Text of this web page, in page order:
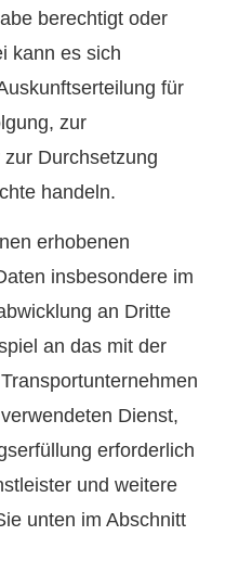
berechtigt oder
kann es sich
für
zur
Durchsetzung
handeln.
erhobenen
insbesondere im
an Dritte
an das mit der
Dienst,
erforderlich
und weitere
unten im Abschnitt